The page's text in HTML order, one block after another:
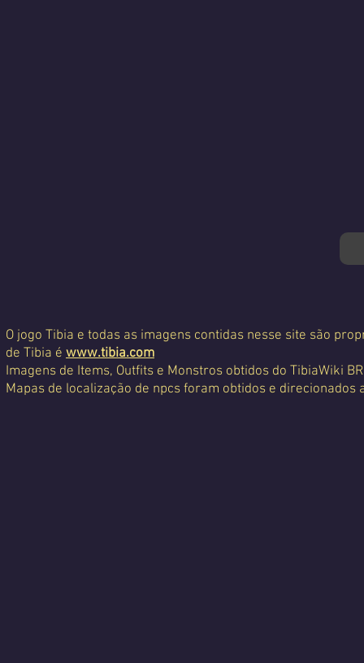
O jogo Tibia e todas as imagens contidas nesse site são
de Tibia é www.tibia.com
Imagens de Items, Outfits e Monstros obtidos do TibiaWiki
Mapas de localização de npcs foram obtidos e direcionados